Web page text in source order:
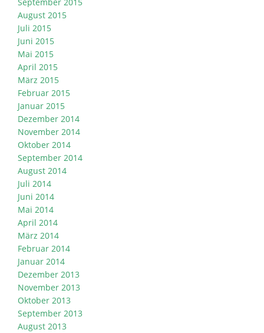
August 2015
Juli 2015
Juni 2015
Mai 2015
April 2015
März 2015
Februar 2015
Januar 2015
Dezember 2014
November 2014
Oktober 2014
September 2014
August 2014
Juli 2014
Juni 2014
Mai 2014
April 2014
März 2014
Februar 2014
Januar 2014
Dezember 2013
November 2013
Oktober 2013
September 2013
August 2013